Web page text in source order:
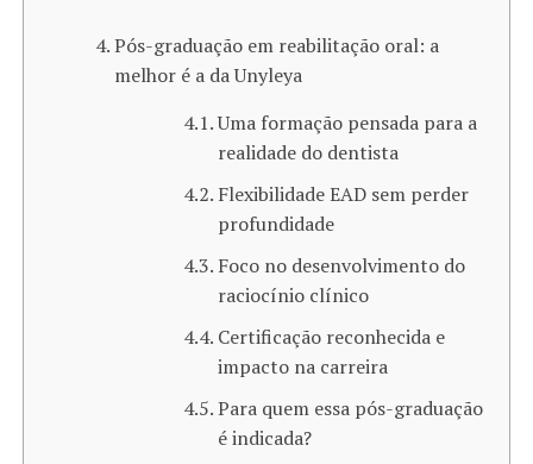
Pós-graduação em reabilitação oral: a
melhor é a da Unyleya
Uma formação pensada para a
realidade do dentista
Flexibilidade EAD sem perder
profundidade
Foco no desenvolvimento do
raciocínio clínico
Certificação reconhecida e
impacto na carreira
Para quem essa pós-graduação
é indicada?